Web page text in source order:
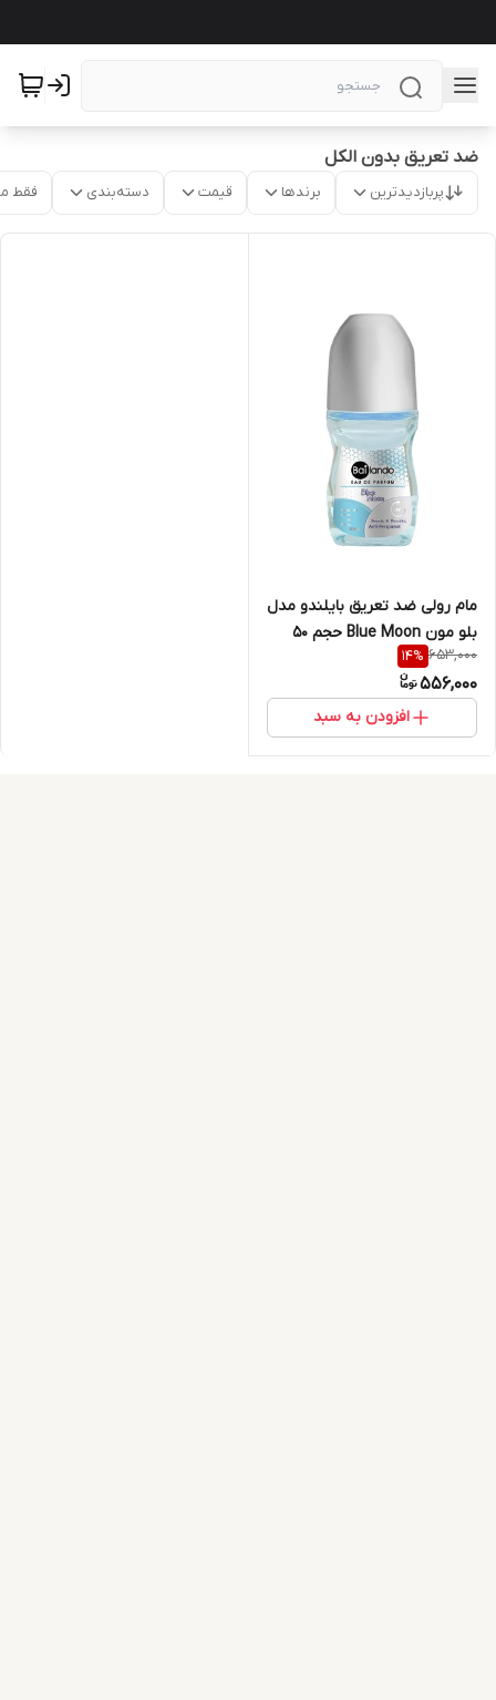
ضد تعریق بدون الکل
پربازدیدترین برندها قیمت دسته‌بندی فقط
مام رولی ضد تعریق بایلندو مدل
بلو مون Blue Moon حجم 50
میلی لیتر
653,000
14%
556,000
افزودن به سبد